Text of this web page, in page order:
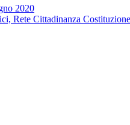
2020
Rete Cittadinanza